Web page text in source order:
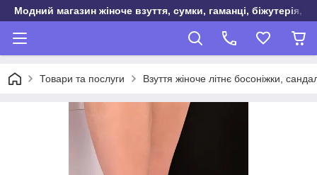
Модний магазин жіноче взуття, сумки, гаманці, біжутерія,
Товари та послуги Взуття жіноче літнє босоніжки,